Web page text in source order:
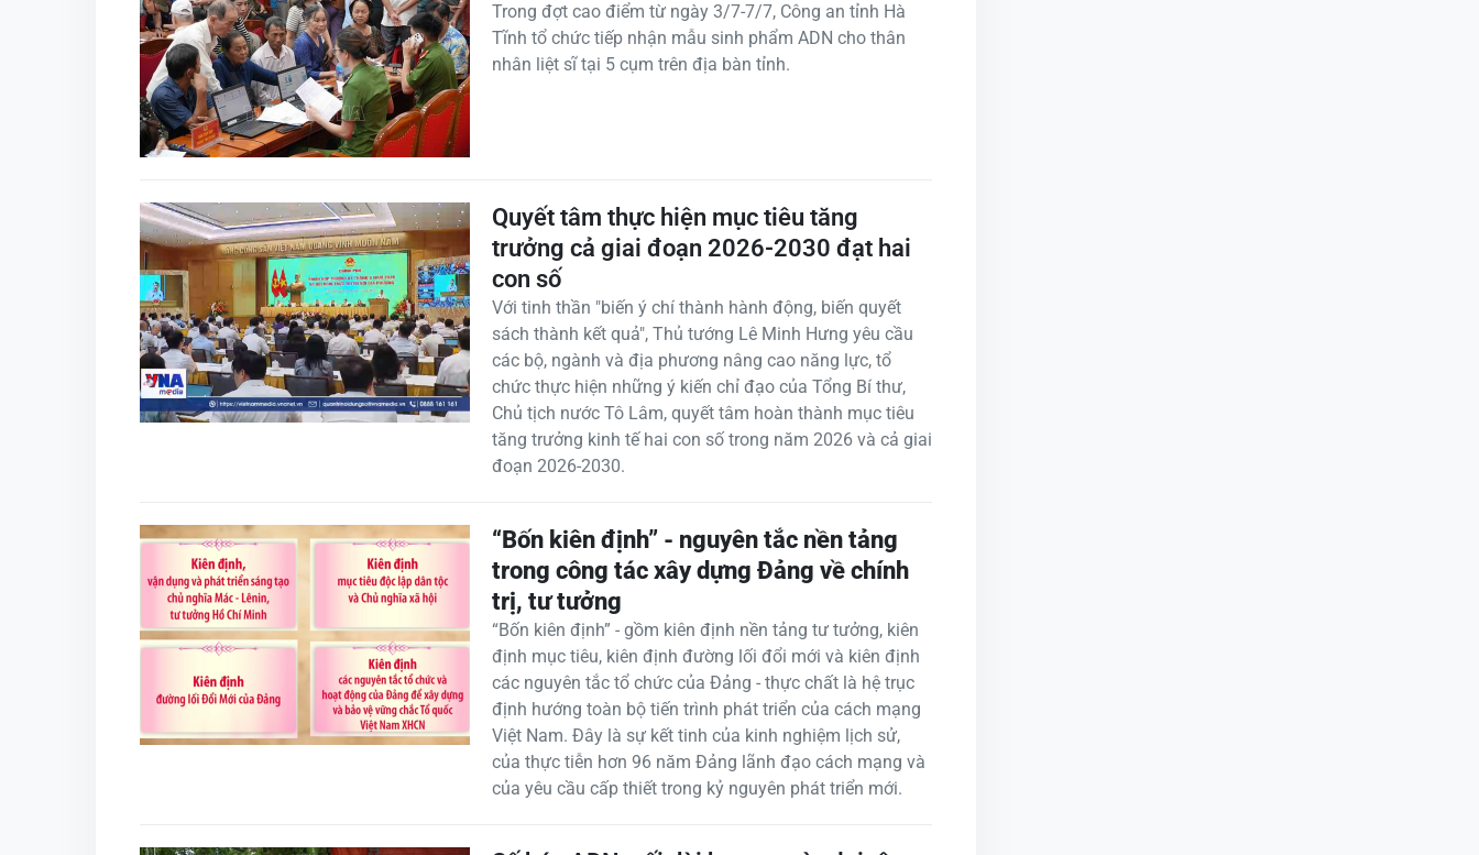
Trong đợt cao điểm từ ngày 3/7-7/7, Công an tỉnh Hà
Tĩnh tổ chức tiếp nhận mẫu sinh phẩm ADN cho thân
nhân liệt sĩ tại 5 cụm trên địa bàn tỉnh.
Quyết tâm thực hiện mục tiêu tăng
trưởng cả giai đoạn 2026-2030 đạt hai
con số
Với tinh thần "biến ý chí thành hành động, biến quyết
sách thành kết quả", Thủ tướng Lê Minh Hưng yêu cầu
các bộ, ngành và địa phương nâng cao năng lực, tổ
chức thực hiện những ý kiến chỉ đạo của Tổng Bí thư,
Chủ tịch nước Tô Lâm, quyết tâm hoàn thành mục tiêu
tăng trưởng kinh tế hai con số trong năm 2026 và cả giai
đoạn 2026-2030.
“Bốn kiên định” - nguyên tắc nền tảng
trong công tác xây dựng Đảng về chính
trị, tư tưởng
“Bốn kiên định” - gồm kiên định nền tảng tư tưởng, kiên
định mục tiêu, kiên định đường lối đổi mới và kiên định
các nguyên tắc tổ chức của Đảng - thực chất là hệ trục
định hướng toàn bộ tiến trình phát triển của cách mạng
Việt Nam. Đây là sự kết tinh của kinh nghiệm lịch sử,
của thực tiễn hơn 96 năm Đảng lãnh đạo cách mạng và
của yêu cầu cấp thiết trong kỷ nguyên phát triển mới.